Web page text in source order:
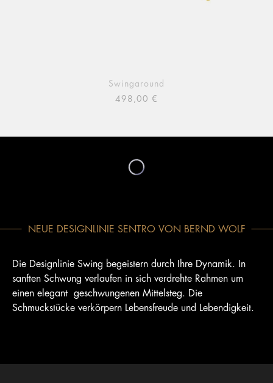
Swingaround
498,00 €
NEUE DESIGNLINIE SENTRO VON BERND WOLF
Die Designlinie Swing begeistern durch Ihre Dynamik. In
sanften Schwung verlaufen in sich verdrehte Rahmen um
einen elegant geschwungenen Mittelsteg. Die
Schmuckstücke verkörpern Lebensfreude und Lebendigkeit.